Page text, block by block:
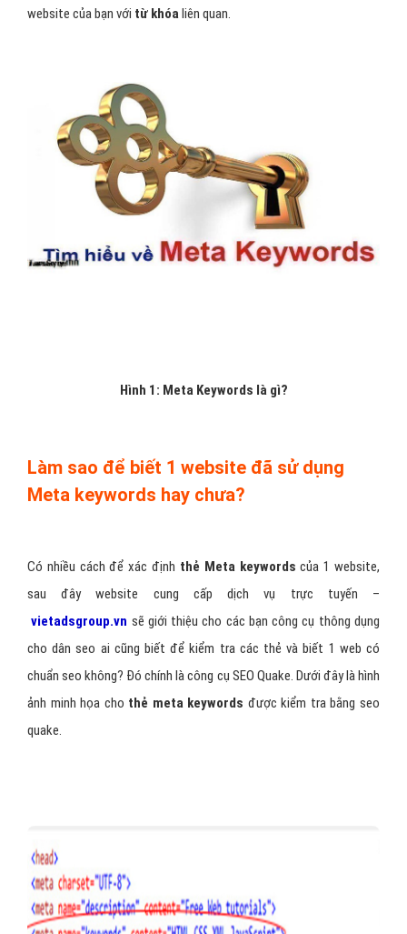
website của bạn với từ khóaliên quan.
Hình 1: Meta Keywords là gì?
Làm sao để biết 1 website đã sử dụng
Meta keywords hay chưa?
Có nhiều cách để xác định thẻ Meta keywords của 1 website,
sau đây website cung cấp dịch vụ trực tuyến –
vietadsgroup.vn sẽ giới thiệu cho các bạn công cụ thông dụng
cho dân seo ai cũng biết để kiểm tra các thẻ và biết 1 web có
chuẩn seo không? Đó chính là công cụ SEO Quake. Dưới đây là hình
ảnh minh họa cho thẻ meta keywords được kiểm tra bằng seo
quake.